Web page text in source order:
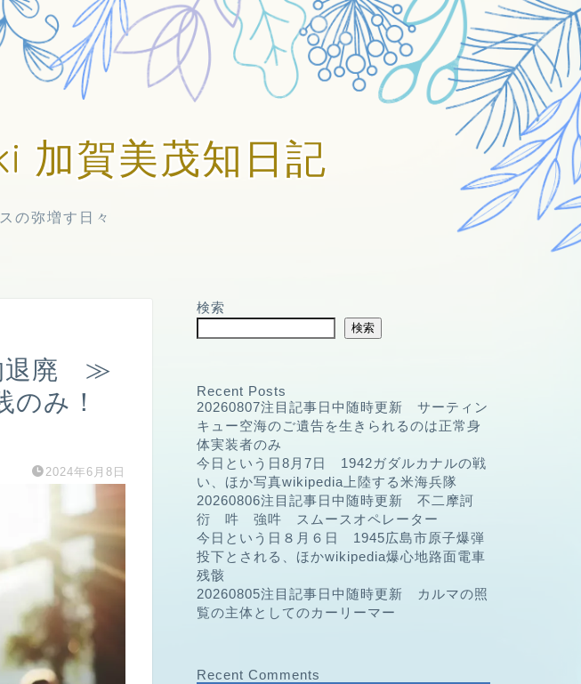
加賀美茂知日記
の弥増す日々
退廃 ≫
のみ！
2024年6月8日
検索
検索
Recent Posts
20260807注目記事日中随時更新 サーティン
キュー空海のご遺告を生きられるのは正常身
体実装者のみ
今日という日8月7日 1942ガダルカナルの戦
い、ほか写真wikipedia上陸する米海兵隊
20260806注目記事日中随時更新 不二摩訶
衍 吽 強吽 スムースオペレーター
今日という日８月６日 1945広島市原子爆弾
投下とされる、ほかwikipedia爆心地路面電車
残骸
20260805注目記事日中随時更新 カルマの照
覧の主体としてのカーリーマー
Recent Comments